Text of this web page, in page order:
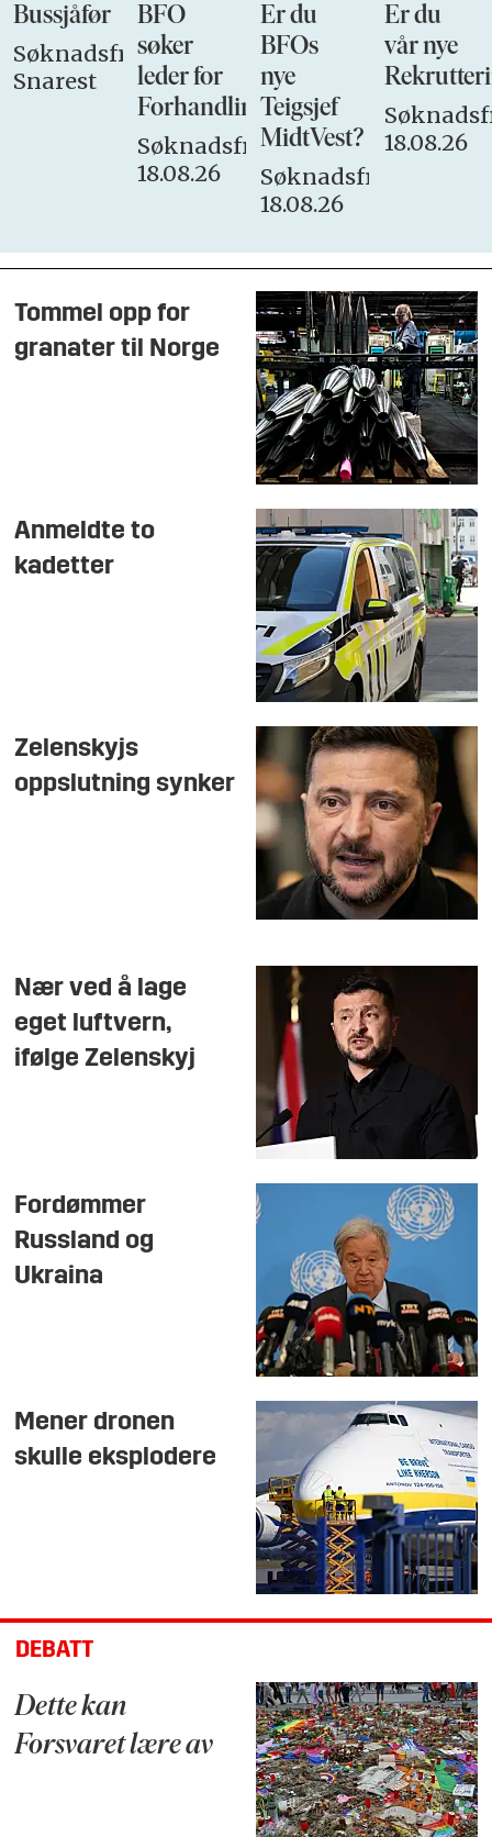
Bussjåfør
Søknadsfrist:
Snarest
BFO
søker
leder for
Forhandlingsutvalget
Søknadsfrist:
18.08.26
Er du
BFOs
nye
Teigsjef
MidtVest?
Søknadsfrist:
18.08.26
Er du
vår nye
18.08.26
Tommel opp for
granater til Norge
Anmeldte to
kadetter
Zelenskyjs
oppslutning synker
Nær ved å lage
eget luftvern,
ifølge Zelenskyj
Fordømmer
Russland og
Ukraina
Mener dronen
skulle eksplodere
DEBATT
Dette kan
Forsvaret lære av